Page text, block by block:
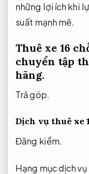
những lợi ích khi
suất mạnh mẽ.
Thuê xe 16
chuyển tập
hãng.
Trả góp.
Dịch vụ thuê xe
Đăng kiểm.
Hạng mục dịch